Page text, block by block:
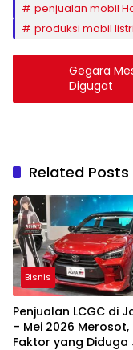
penjualan mobil
produksi mobil
Gegara
Digugat
Related Posts
Bisnis
Penjualan LCGC di
– Mei 2026 Merosot,
Faktor yang Diduga